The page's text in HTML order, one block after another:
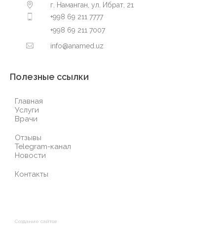
г. Наманган, ул. Ибрат, 21
+998 69 211 7777
+998 69 211 7007
info@anamed.uz
Полезные ссылки
Главная
Услуги
Врачи
Отзывы
Telegram-канал
Новости
Контакты
Создание сайтов